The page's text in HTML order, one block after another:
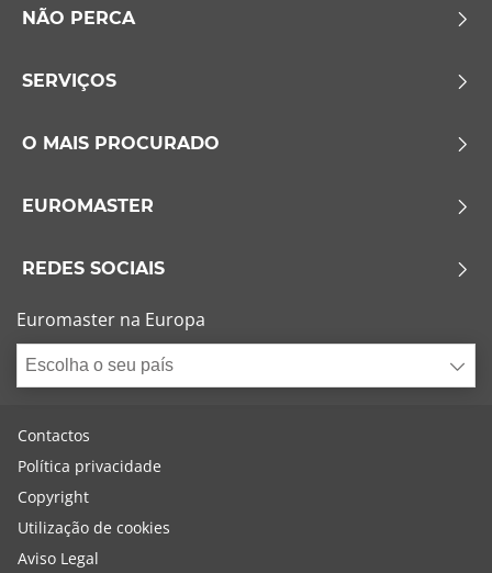
NÃO PERCA
SERVIÇOS
O MAIS PROCURADO
EUROMASTER
REDES SOCIAIS
Euromaster na Europa
Escolha o seu país
Contactos
Política privacidade
Copyright
Utilização de cookies
Aviso Legal